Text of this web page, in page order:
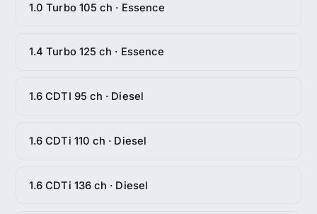
1.0 Turbo 105 ch · Essence
1.4 Turbo 125 ch · Essence
1.6 CDTI 95 ch · Diesel
1.6 CDTi 110 ch · Diesel
1.6 CDTi 136 ch · Diesel